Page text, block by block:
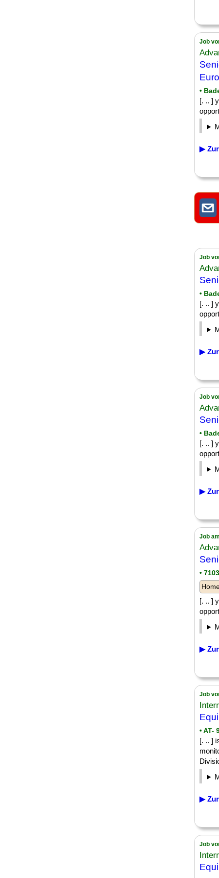
Job
•
[. .. ]
▶
Job
•
[. .. ]
▶
Job
•
[. .. ]
▶
Job
•
[. .. ]
▶
Job
• AT-
[. .. ]
▶
Job